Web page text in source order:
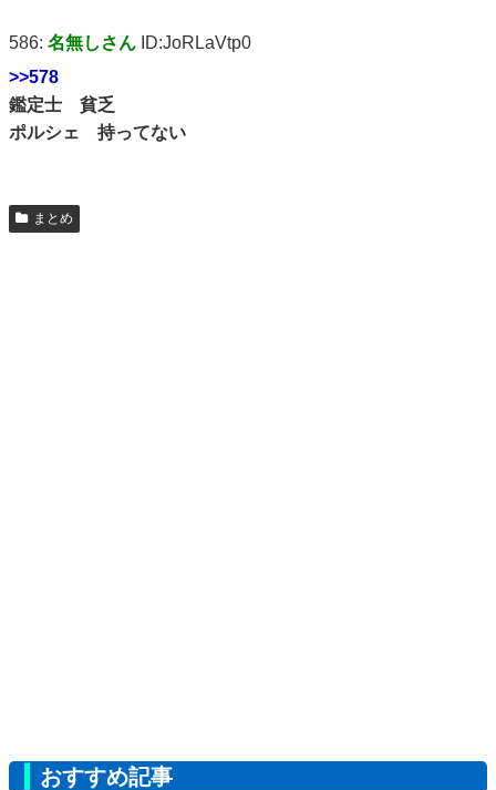
586: 名無しさん ID:JoRLaVtp0
>>578
鑑定士 貧乏
ポルシェ 持ってない
まとめ
おすすめ記事